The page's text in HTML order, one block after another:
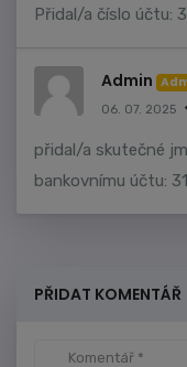
Přidal/a číslo účtu:
Admin
06. 07. 2025
přidal/a skutečné
bankovnímu účtu:
PŘIDAT KOMENTÁŘ